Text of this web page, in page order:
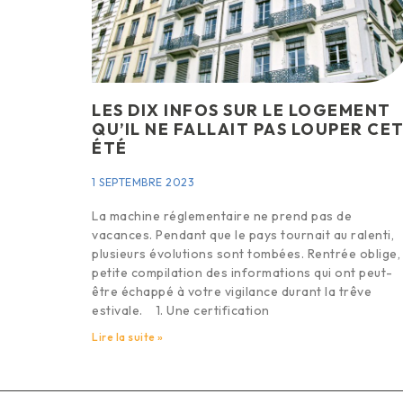
LES DIX INFOS SUR LE LOGEMENT
QU’IL NE FALLAIT PAS LOUPER
ÉTÉ
1 SEPTEMBRE 2023
La machine réglementaire ne prend pas de
vacances. Pendant que le pays tournait au ralenti,
plusieurs évolutions sont tombées. Rentrée oblige,
petite compilation des informations qui ont peut-
être échappé à votre vigilance durant la trêve
estivale. 1. Une certification
Lire la suite »